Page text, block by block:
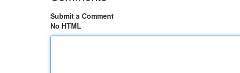
Submit a Comment
No HTML